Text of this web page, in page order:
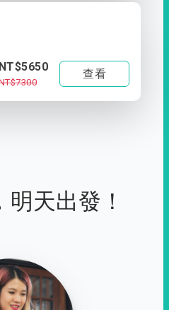
NT$5650
查看
天出發！